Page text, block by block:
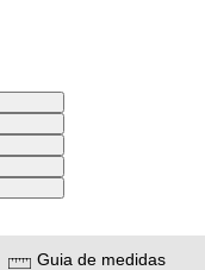
| 36 BR
| 54 BR
| 52 BR
| 40 BR
| 50 BR
Guia de medidas